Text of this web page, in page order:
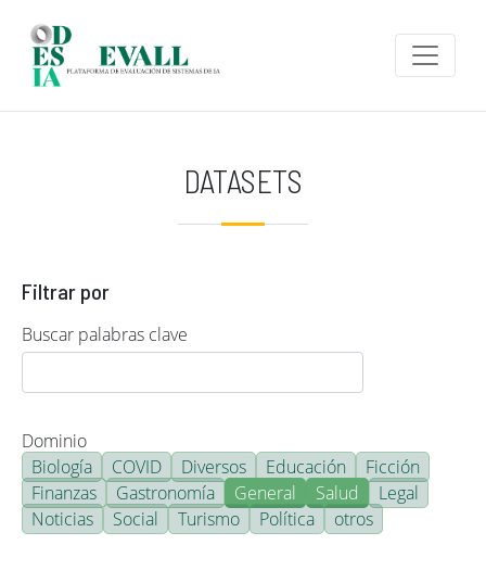
DATASETS
Filtrar por
Buscar palabras clave
Dominio
Biología
COVID Diversos Educación
Ficción
Finanzas
Gastronomía General Salud
Legal
Noticias
Social Turismo Política otros